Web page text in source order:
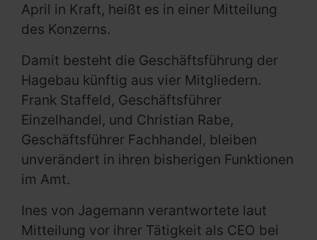
April in Kraft, heißt es in einer Mitteilung
des Konzerns.
Damit besteht die Geschäftsführung der
Hagebau künftig aus vier Mitgliedern.
Frank Staffeld, Geschäftsführer
Einzelhandel, und Christian Rabe,
Geschäftsführer Fachhandel, bleiben
unverändert in ihren bisherigen Funktionen
im Amt.
Ines von Jagemann verantwortete laut
Mitteilung vor ihrer Tätigkeit als CEO bei